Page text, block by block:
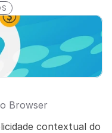
Browser
contextual do